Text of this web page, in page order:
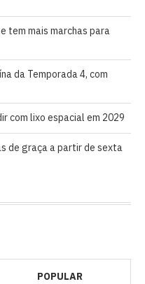
tem mais marchas para
da Temporada 4, com
com lixo espacial em 2029
de graça a partir de sexta
POPULAR